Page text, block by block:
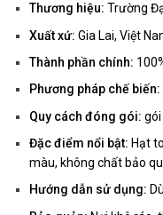
Thương hiệu: Trường
Xuất xứ: Gia Lai, Việt
Thành phần chính:
Phương pháp chế biến:
Quy cách đóng gói: gói
Đặc điểm nổi bật: Hạt
màu, không chất bảo
Hướng dẫn sử dụng: